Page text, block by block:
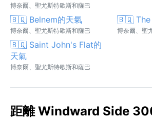
博奈爾、聖尤斯特歇斯和薩巴
🇧🇶 Belnem的天氣
博奈爾、聖尤斯特歇斯和薩巴
🇧🇶 The
博奈爾、聖
🇧🇶 Saint John's Flat的
天氣
博奈爾、聖尤斯特歇斯和薩巴
距離 Windward Side